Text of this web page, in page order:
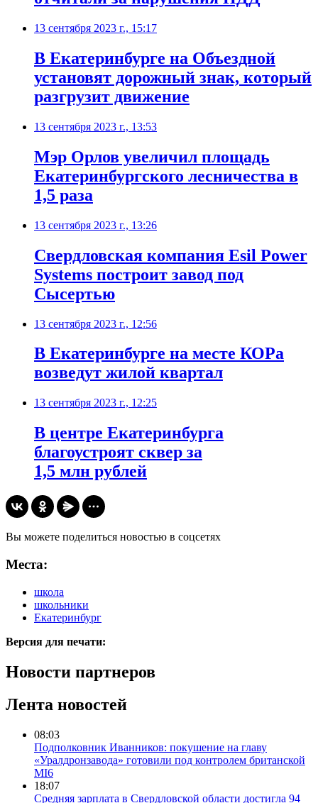
13 сентября 2023 г., 15:17
В Екатеринбурге на Объездной
установят дорожный знак, который
разгрузит движение
13 сентября 2023 г., 13:53
Мэр Орлов увеличил площадь
Екатеринбургского лесничества в
1,5 раза
13 сентября 2023 г., 13:26
Свердловская компания Esil Power
Systems построит завод под
Сысертью
13 сентября 2023 г., 12:56
В Екатеринбурге на месте КОРа
возведут жилой квартал
13 сентября 2023 г., 12:25
В центре Екатеринбурга
благоустроят сквер за
1,5 млн рублей
Вы можете поделиться новостью в соцсетях
Места:
школа
школьники
Екатеринбург
Версия для печати:
Новости партнеров
Лента новостей
08:03
Подполковник Иванников: покушение на главу
«Уралдронзавода» готовили под контролем британской
MI6
18:07
Средняя зарплата в Свердловской области достигла 94